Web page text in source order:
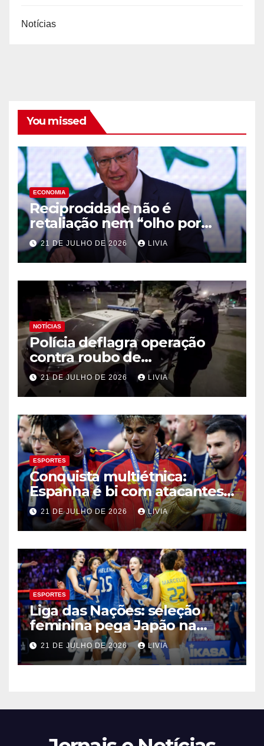
Notícias
You missed
ECONOMIA
Reciprocidade não é
retaliação nem “olho por
olho”, diz Alckmin
21 DE JULHO DE 2026 LIVIA
NOTÍCIAS
Polícia deflagra operação
contra roubo de
medicamentos oncológicos
21 DE JULHO DE 2026 LIVIA
ESPORTES
Conquista multiétnica:
Espanha é bi com atacantes
filhos de imigrantes
21 DE JULHO DE 2026 LIVIA
ESPORTES
Liga das Nações: seleção
feminina pega Japão na
quarta em 1º mata-mata
21 DE JULHO DE 2026 LIVIA